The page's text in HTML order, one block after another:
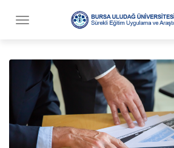
Toggle